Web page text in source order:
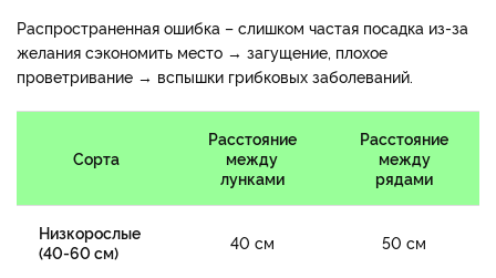
Распространенная ошибка – слишком частая посадка из-за
желания сэкономить место → загущение, плохое
проветривание → вспышки грибковых заболеваний.
Сорта
Расстояние
между
лунками
Расстояние
между
рядами
Низкорослые
(40-60 см)
40 см 50 см